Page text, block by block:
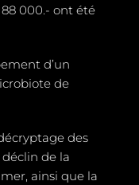
000.- ont été
d’un
de
des
de la
ainsi que la